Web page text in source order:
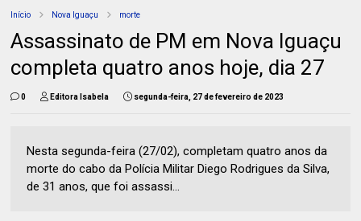
Início Nova Iguaçu morte
Assassinato de PM em Nova Iguaçu
completa quatro anos hoje, dia 27
0 Editora Isabela segunda-feira, 27 de fevereiro de 2023
Nesta segunda-feira (27/02), completam quatro anos da
morte do cabo da Polícia Militar Diego Rodrigues da Silva,
de 31 anos, que foi assassi...